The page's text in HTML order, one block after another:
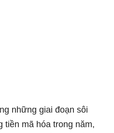
những giai đoạn sôi
tiền mã hóa trong năm,